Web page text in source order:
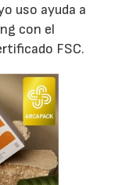
uso ayuda a
con el
FSC.